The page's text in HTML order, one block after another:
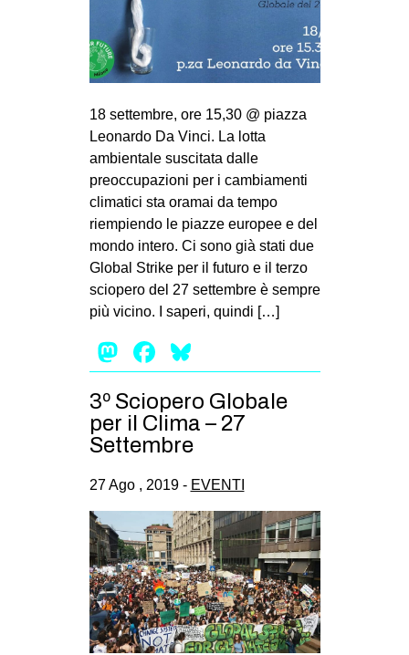
18 settembre, ore 15,30 @ piazza
Leonardo Da Vinci. La lotta
ambientale suscitata dalle
preoccupazioni per i cambiamenti
climatici sta oramai da tempo
riempiendo le piazze europee e del
mondo intero. Ci sono già stati due
Global Strike per il futuro e il terzo
sciopero del 27 settembre è sempre
più vicino. I saperi, quindi […]
Mastodon
Facebook
3º Sciopero Globale
per il Clima – 27
Settembre
27 Ago , 2019 - EVENTI